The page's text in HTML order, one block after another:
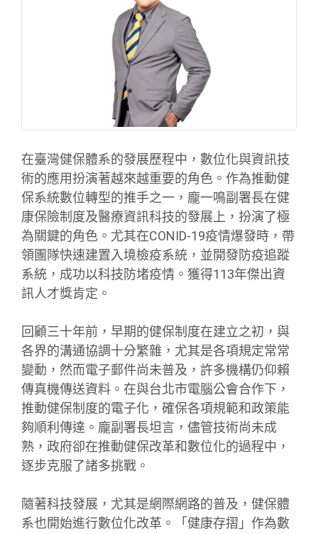
在臺灣健保體系的發展歷程中，數位化與資訊技
術的應用扮演著越來越重要的角色。作為推動健
保系統數位轉型的推手之一，龐一鳴副署長在健
康保險制度及醫療資訊科技的發展上，扮演了極
為關鍵的角色。尤其在CONID-19疫情爆發時，帶
領團隊快速建置入境檢疫系統，並開發防疫追蹤
系統，成功以科技防堵疫情。獲得113年傑出資
訊人才獎肯定。
回顧三十年前，早期的健保制度在建立之初，與
各界的溝通協調十分繁雜，尤其是各項規定常常
變動，然而電子郵件尚未普及，許多機構仍仰賴
傳真機傳送資料。在與台北市電腦公會合作下，
推動健保制度的電子化，確保各項規範和政策能
夠順利傳達。龐副署長坦言，儘管技術尚未成
熟，政府卻在推動健保改革和數位化的過程中，
逐步克服了諸多挑戰。
隨著科技發展，尤其是網際網路的普及，健保體
系也開始進行數位化改革。「健康存摺」作為數